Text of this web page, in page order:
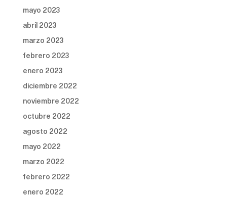
mayo 2023
abril 2023
marzo 2023
febrero 2023
enero 2023
diciembre 2022
noviembre 2022
octubre 2022
agosto 2022
mayo 2022
marzo 2022
febrero 2022
enero 2022